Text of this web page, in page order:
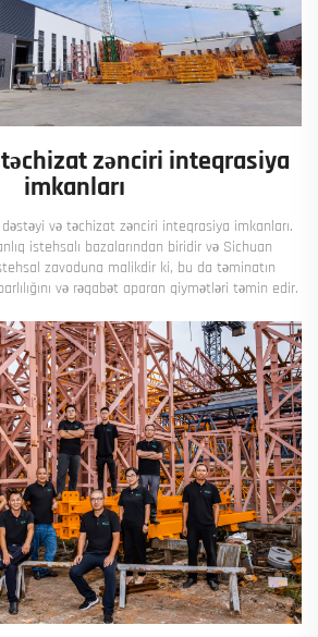
zənciri inteqrasiya
imkanları
və təchizat zənciri inteqrasiya imkanları.
istehsalı bazalarından biridir və Sichuan
zavoduna malikdir ki, bu da təminatın
və rəqabət aparan qiymətləri təmin edir.